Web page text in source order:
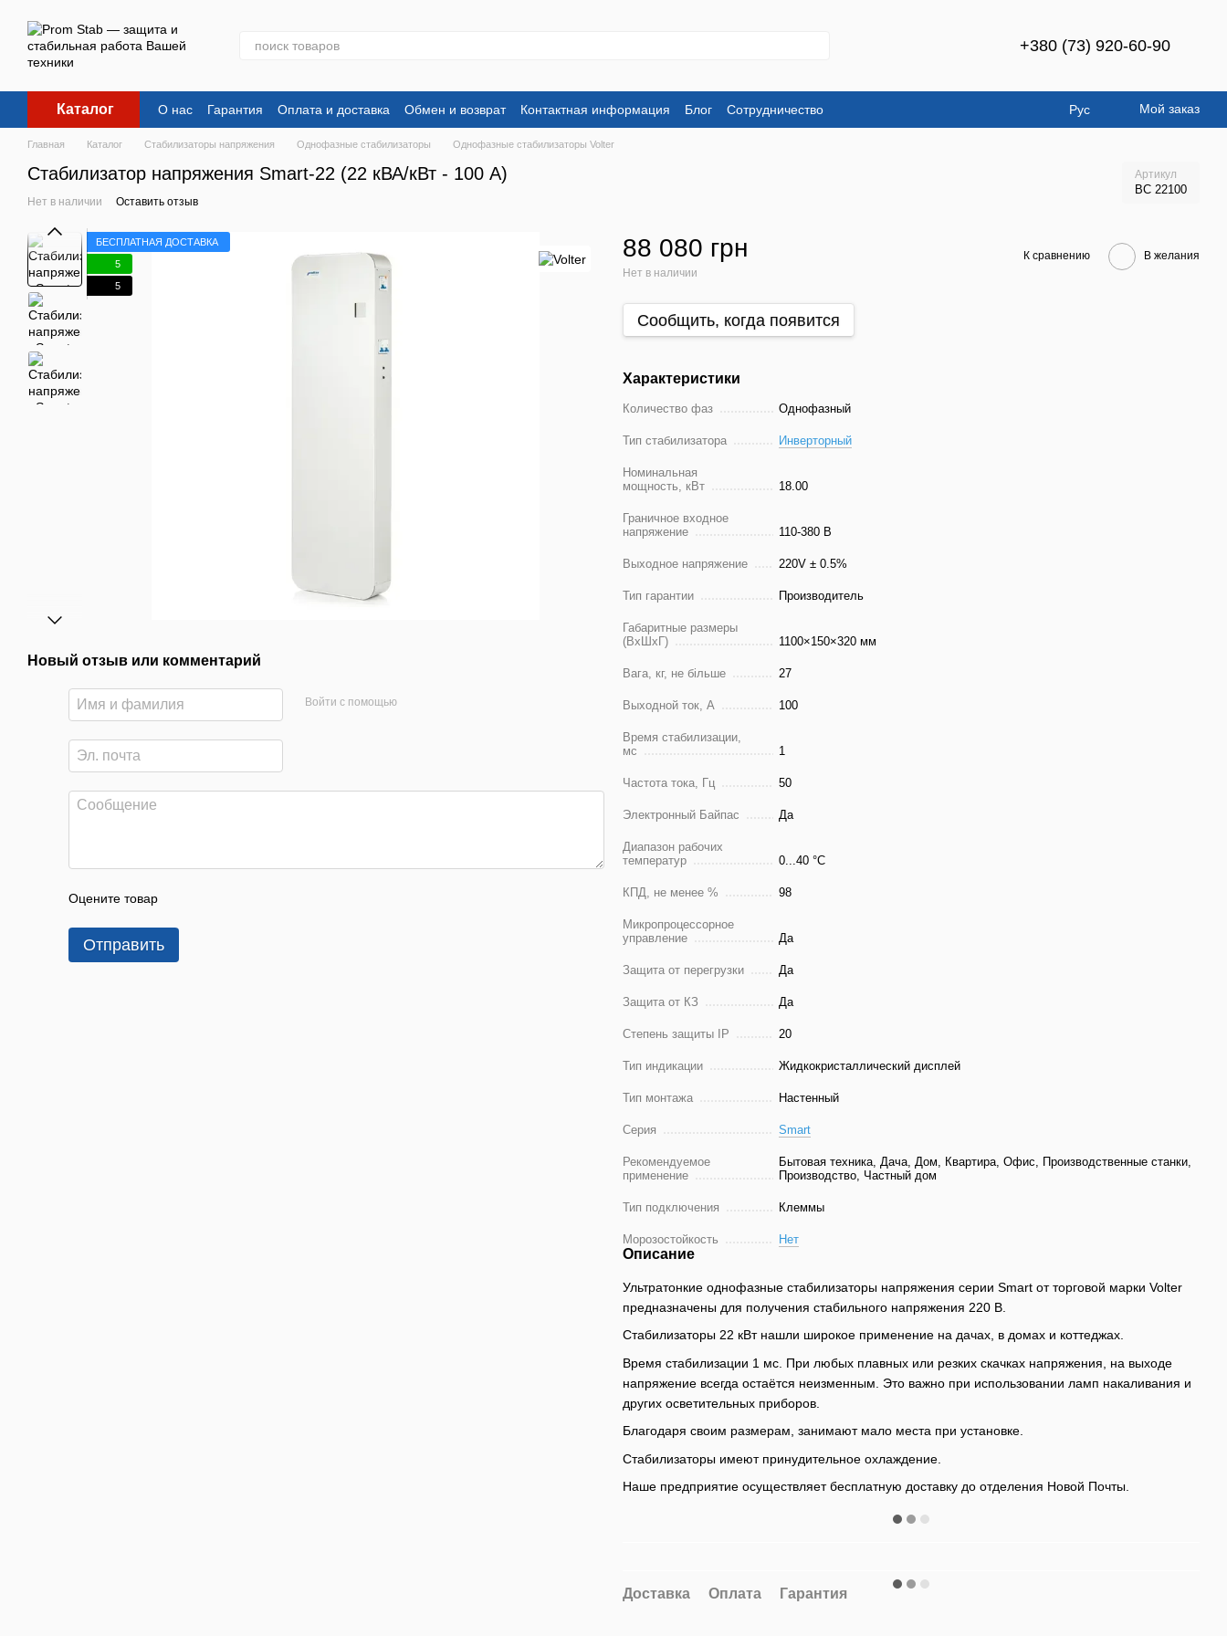
+380 (73) 920-60-90
Каталог О нас Гарантия Оплата и доставка Обмен и возврат Контактная информация Блог Сотрудничество Рус Мой заказ
Главная Каталог Стабилизаторы напряжения Однофазные стабилизаторы Однофазные стабилизаторы Volter
Стабилизатор напряжения Smart-22 (22 кВА/кВт - 100 А) Артикул
ВС 22100
Нет в наличии Оставить отзыв
БЕСПЛАТНАЯ ДОСТАВКА
5
5
Новый отзыв или комментарий
Войти с помощью
Оцените товар
Отправить
88 080 грн
Нет в наличии
К сравнению В желания
Сообщить, когда появится
Характеристики
Количество фаз Однофазный
Тип стабилизатора Инверторный
Номинальная
мощность, кВт
18.00
Граничное входное
напряжение
110-380 В
Выходное напряжение 220V ± 0.5%
Тип гарантии Производитель
Габаритные размеры
(ВхШхГ)
1100×150×320 мм
Вага, кг, не більше 27
Выходной ток, А 100
Время стабилизации,
мс
1
Частота тока, Гц 50
Электронный Байпас Да
Диапазон рабочих
температур
0...40 °C
КПД, не менее % 98
Микропроцессорное
управление
Да
Защита от перегрузки Да
Защита от КЗ Да
Степень защиты IP 20
Тип индикации Жидкокристаллический дисплей
Тип монтажа Настенный
Серия Smart
Рекомендуемое
применение
Бытовая техника, Дача, Дом, Квартира, Офис, Производственные станки,
Производство, Частный дом
Тип подключения Клеммы
Морозостойкость Нет
Описание
Ультратонкие однофазные стабилизаторы напряжения серии Smart от торговой марки Volter
предназначены для получения стабильного напряжения 220 В.
Стабилизаторы 22 кВт нашли широкое применение на дачах, в домах и коттеджах.
Время стабилизации 1 мс. При любых плавных или резких скачках напряжения, на выходе
напряжение всегда остаётся неизменным. Это важно при использовании ламп накаливания и
других осветительных приборов.
Благодаря своим размерам, занимают мало места при установке.
Стабилизаторы имеют принудительное охлаждение.
Наше предприятие осуществляет бесплатную доставку до отделения Новой Почты.
Доставка Оплата Гарантия